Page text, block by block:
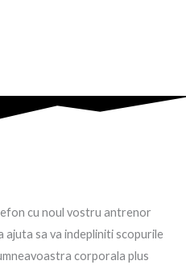
cu noul vostru antrenor
ajuta sa va indepliniti scopurile
corporala plus